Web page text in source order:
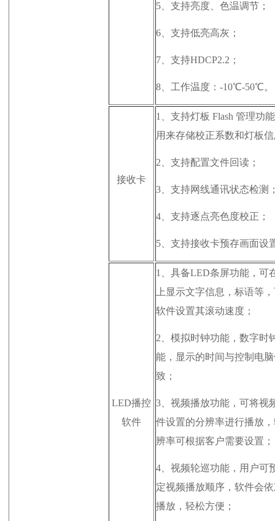
5、 支持亮度、色温调节；
6、 支持低亮高灰；
7、 支持HDCP2.2；
8、 工作温度：-10℃-50℃。
接收卡
1、 支持灯板 Flash 管理功
用来存储校正系数和灯板
2、 支持配置文件回读；
3、 支持网线通讯状态检测
4、 支持逐点亮色度校正；
5、 支持接收卡预存画面设
LED播控
软件
1、 具备LED条屏功能，可
上显示文字信息，标语等
软件设置其滚动速度；
2、 模拟时钟功能，数字时
能，显示的时间与控制电
致；
3、 视频播放功能，可将视
件设置的分辨率进行播放
辨率可根据客户需要设置；
4、 视频轮巡功能，用户可
定视频播放顺序，软件会
播放，轻松方便；